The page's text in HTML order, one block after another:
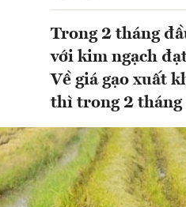
Trong 2 tháng
với kim ngạch
Về giá gạo xuất
thì trong 2